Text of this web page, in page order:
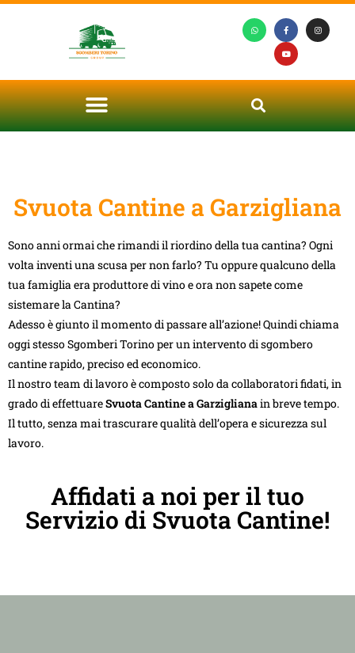
Svuota Cantine a Garzigliana
Sono anni ormai che rimandi il riordino della tua cantina? Ogni
volta inventi una scusa per non farlo? Tu oppure qualcuno della
tua famiglia era produttore di vino e ora non sapete come
sistemare la Cantina?
Adesso è giunto il momento di passare all’azione! Quindi chiama
oggi stesso Sgomberi Torino per un intervento di sgombero
cantine rapido, preciso ed economico.
Il nostro team di lavoro è composto solo da collaboratori fidati, in
grado di effettuareSvuota Cantine a Garzigliana in breve tempo.
Il tutto, senza mai trascurare qualità dell’opera e sicurezza sul
lavoro.
Affidati a noi per il tuo
Servizio di Svuota Cantine!